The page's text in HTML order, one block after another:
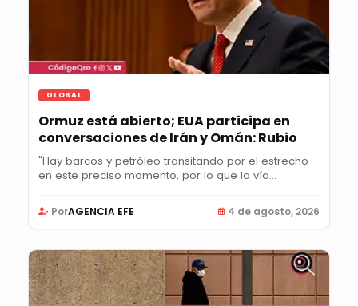
GLOBAL
Ormuz está abierto; EUA participa en
conversaciones de Irán y Omán: Rubio
"Hay barcos y petróleo transitando por el estrecho
en este preciso momento, por lo que la vía...
PorAGENCIA EFE 4 de agosto, 2026